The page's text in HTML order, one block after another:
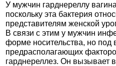
У мужчин гарднереллу
поскольку эта бактерия
представителям женской
В связи с этим у мужчин
форме носительства, но под
предрасполагающих
гарднереллез. Он вызывает